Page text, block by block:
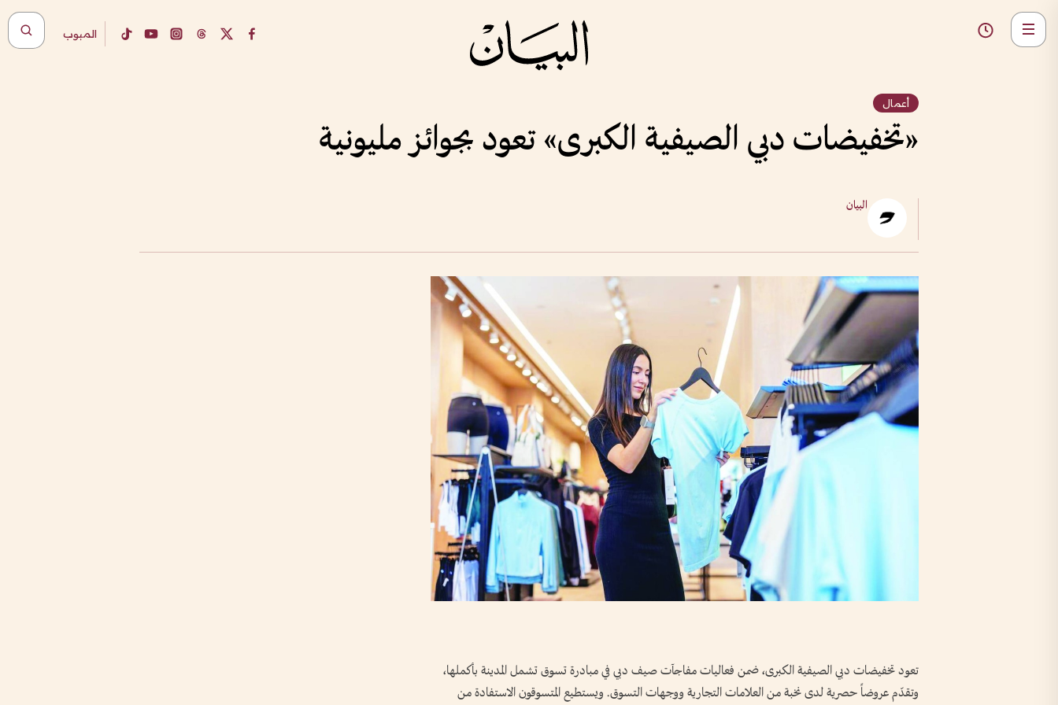
المبوب
أعمال
«تخفيضات دبي الصيفية الكبرى» تعود بجوائز مليونية
البيان
تعود تخفيضات دبي الصيفية الكبرى، ضمن فعاليات مفاجآت صيف دبي في مبادرة تسوق تشمل المدينة بأكملها،
وتقدّم عروضاً حصرية لدى نخبة من العلامات التجارية ووجهات التسوق. ويستطيع المتسوقون الاستفادة من